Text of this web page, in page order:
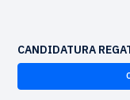
CANDIDATURA